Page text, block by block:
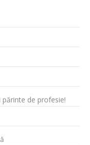
de profesie!